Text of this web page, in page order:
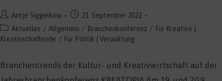
Beitrags-
Autor:
Antje Siggelkow
Beitrag
veröffentlicht:
21. September 2022
Beitrags-
Kategorie:
Aktuelles / Allgemein / Branchenkonferenz / Für Kreative |
Kreativschaffende / Für Politik | Verwaltung
Branchentrends der Kultur- und Kreativwirtschaft auf der